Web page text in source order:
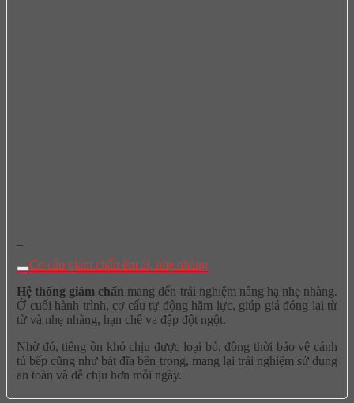
–
Cơ cấu giảm chấn êm ái, nhẹ nhàng
Hệ thống giảm chấn mang đến trải nghiệm nâng hạ nhẹ nhàng.
Ở cuối hành trình, cơ cấu tự động hãm lực, giúp giá đóng lại từ
từ và nhẹ nhàng, hạn chế va đập đột ngột.
Nhờ đó, tiếng ồn khó chịu được loại bỏ, đồng thời bảo vệ cánh
tủ bếp cũng như bát đĩa bên trong, mang lại trải nghiệm sử dụng
an toàn và dễ chịu hơn mỗi ngày.